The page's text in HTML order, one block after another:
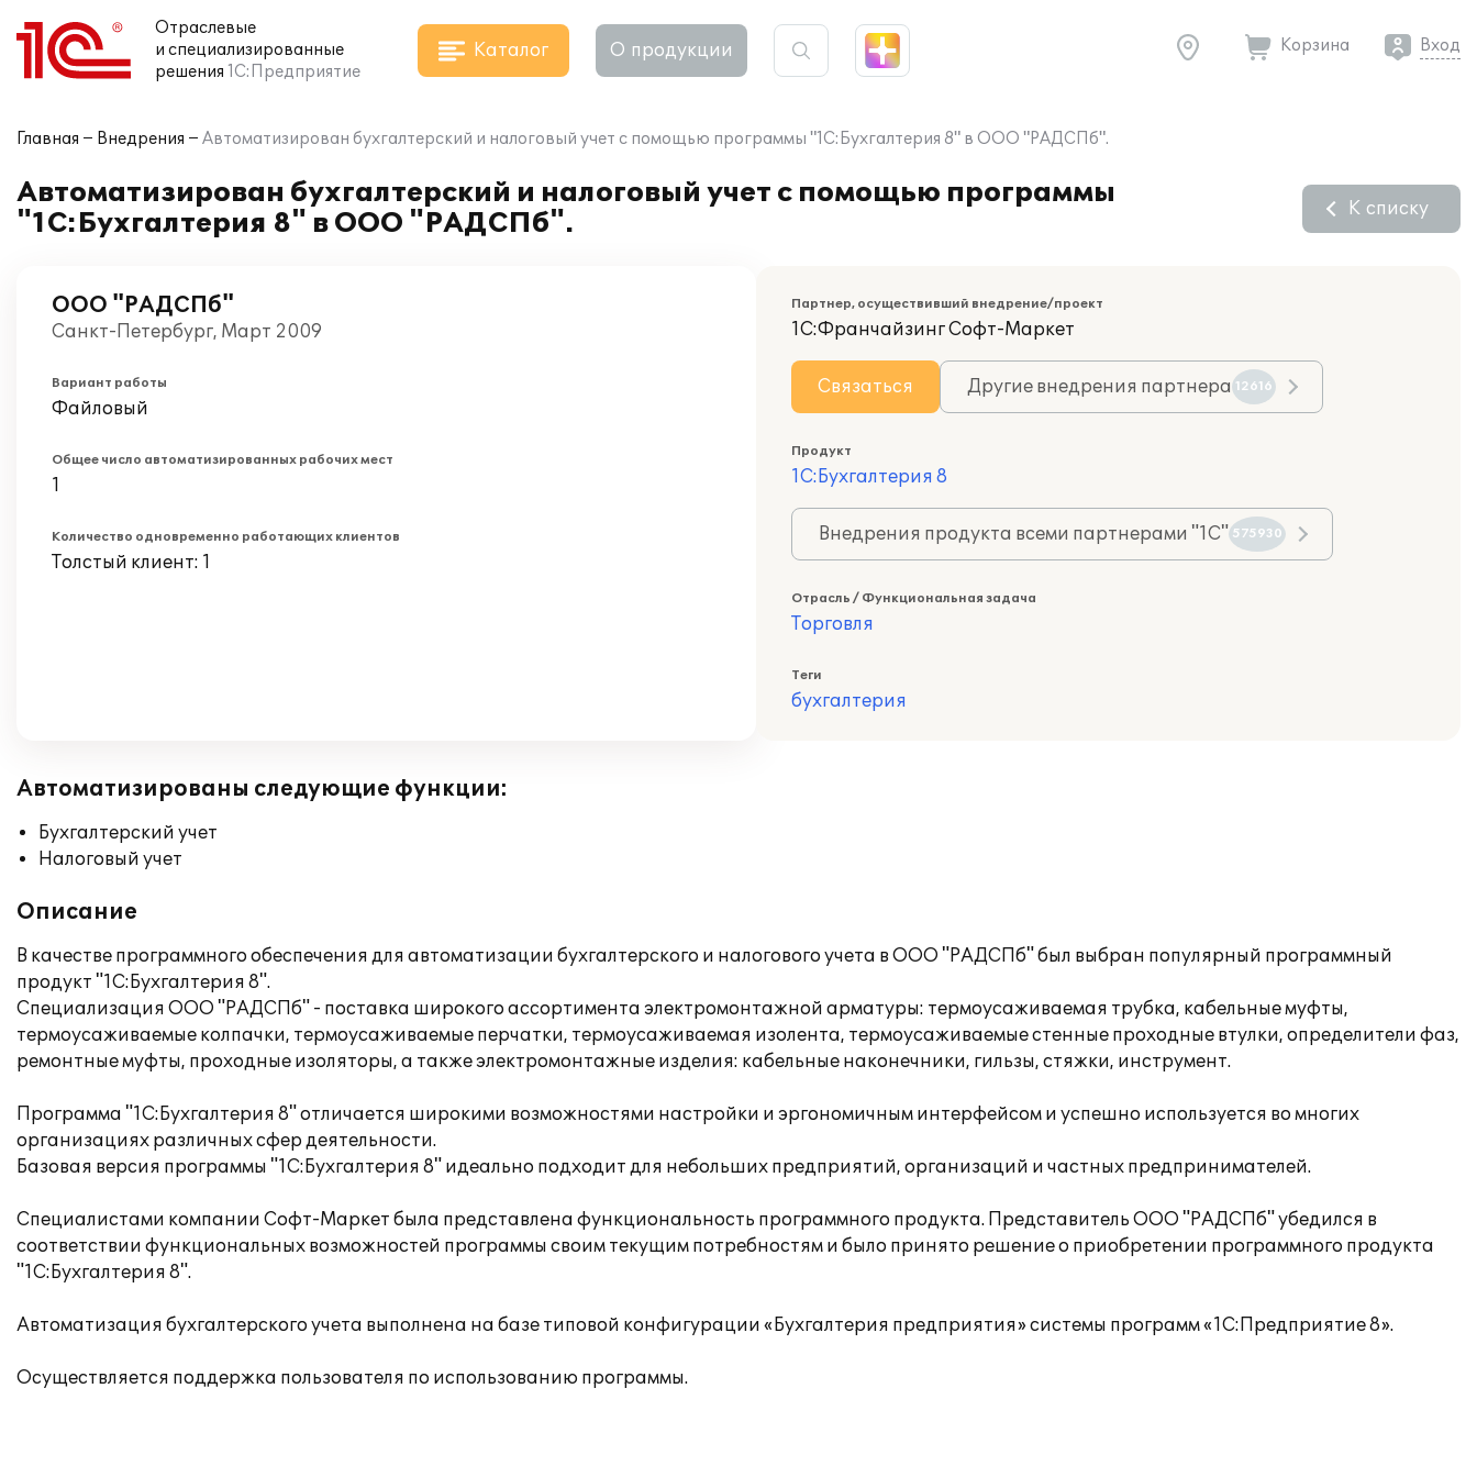
Отраслевые
и специализированные
решения 1С:Предприятие
Каталог О продукции Корзина Вход
Главная Внедрения Автоматизирован бухгалтерский и налоговый учет с помощью программы "1С:Бухгалтерия 8" в ООО "РАДСПб".
Автоматизирован бухгалтерский и налоговый учет с помощью программы
"1С:Бухгалтерия 8" в ООО "РАДСПб".
К списку
ООО "РАДСПб"
Санкт-Петербург, Март 2009
Вариант работы
Файловый
Общее число автоматизированных рабочих мест
1
Количество одновременно работающих клиентов
Толстый клиент: 1
Партнер, осуществивший внедрение/проект
1С:Франчайзинг Софт-Маркет
Связаться Другие внедрения партнера 12616
Продукт
1С:Бухгалтерия 8
Внедрения продукта всеми партнерами "1С" 575930
Отрасль / Функциональная задача
Торговля
Теги
бухгалтерия
Автоматизированы следующие функции:
Бухгалтерский учет
Налоговый учет
Описание
В качестве программного обеспечения для автоматизации бухгалтерского и налогового учета в ООО "РАДСПб" был выбран популярный программный
продукт "1С:Бухгалтерия 8".
Специализация ООО "РАДСПб" - поставка широкого ассортимента электромонтажной арматуры: термоусаживаемая трубка, кабельные муфты,
термоусаживаемые колпачки, термоусаживаемые перчатки, термоусаживаемая изолента, термоусаживаемые стенные проходные втулки, определители фаз,
ремонтные муфты, проходные изоляторы, а также электромонтажные изделия: кабельные наконечники, гильзы, стяжки, инструмент.
Программа "1С:Бухгалтерия 8" отличается широкими возможностями настройки и эргономичным интерфейсом и успешно используется во многих
организациях различных сфер деятельности.
Базовая версия программы "1С:Бухгалтерия 8" идеально подходит для небольших предприятий, организаций и частных предпринимателей.
Специалистами компании Софт-Маркет была представлена функциональность программного продукта. Представитель ООО "РАДСПб" убедился в
соответствии функциональных возможностей программы своим текущим потребностям и было принято решение о приобретении программного продукта
"1С:Бухгалтерия 8".
Автоматизация бухгалтерского учета выполнена на базе типовой конфигурации «Бухгалтерия предприятия» системы программ «1С:Предприятие 8».
Осуществляется поддержка пользователя по использованию программы.